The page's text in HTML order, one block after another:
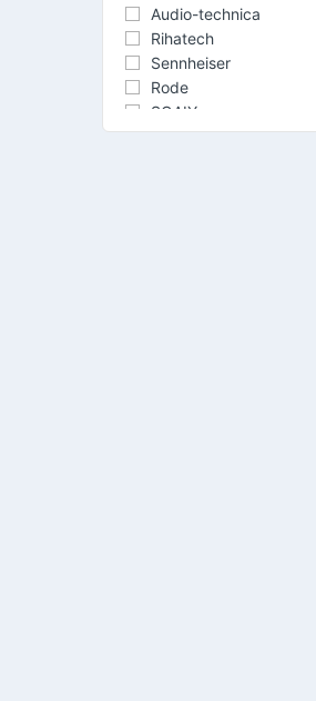
Audio-technica
Rihatech
Sennheiser
Rode
SOAIY
ZANSONG